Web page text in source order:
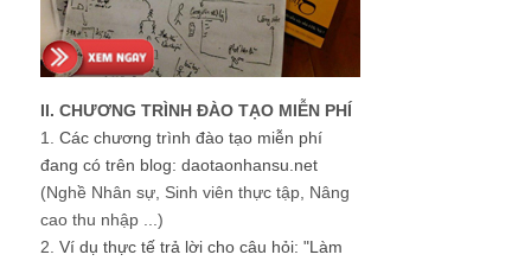
II. CHƯƠNG TRÌNH ĐÀO TẠO MIỄN PHÍ
1. Các chương trình đào tạo miễn phí
đang có trên blog: daotaonhansu.net
(Nghề Nhân sự, Sinh viên thực tập, Nâng
cao thu nhập ...)
2. Ví dụ thực tế trả lời cho câu hỏi: "Làm